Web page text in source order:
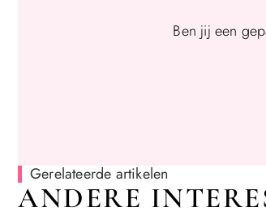
Ben jij een
Gerelateerde artikelen
ANDERE